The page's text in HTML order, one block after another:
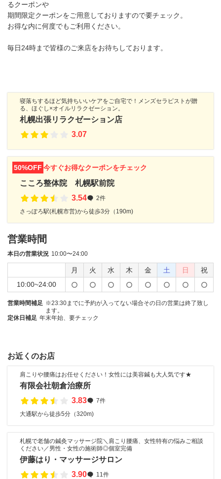
るクーポンや
期間限定クーポンをご用意しておりますので要チェック。
お得な内に何度でもご利用ください。
毎日24時まで皆様のご来店をお待ちしております。
寝落ちするほど気持ちいいケアをご自宅で！メンズセラピストが贈
る、ほぐし×オイルリラクゼーション。
札幌出張リラクゼーション店
3.07
50%OFF 今すぐお得なクーポンをチェック
こころ整体院 札幌駅前院
3.54
2件
さっぽろ駅(札幌市営)から徒歩3分（190m)
営業時間
本日の営業状況 10:00〜24:00
月 火 水 木 金 土 日
祝
10:00~24:00
営業時間補足 ※23:30までに予約が入ってない場合その日の営業は終了致し
ます。
定休日補足 年末年始、要チェック
お近くのお店
肩こりや腰痛はお任せください！女性には美容鍼も大人気です★
有限会社朝倉治療所
3.83
7件
大通駅から徒歩5分（320m)
札幌で老舗の鍼灸マッサージ院＼肩こり腰痛、女性特有の悩みご相談
ください／男性・女性の施術師◎個室完備
伊藤はり・マッサージサロン
3.90
11件